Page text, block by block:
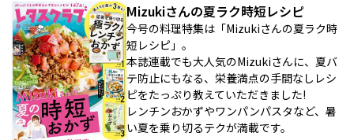
Mizukiさんの夏ラク時短レシピ
今号の料理特集は「Mizukiさんの夏ラク時
短レシピ」。
本誌連載でも大人気のMizukiさんに、夏バ
テ防止にもなる、栄養満点の手間なしレシ
ピをたっぷり教えていただきました!
レンチンおかずやワンパンパスタなど、暑
い夏を乗り切るテクが満載です。